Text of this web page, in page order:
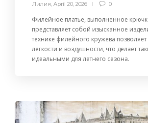
Лилия, April 20, 2026 0
Филейное платье, выполненное
представляет собой изысканное
технике филейного кружева позволяет
легкости и воздушности, что делает
идеальными для летнего сезона.